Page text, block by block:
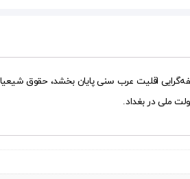
اقلیت عرب سنی پایان بخشد، حقوق شیعیان
ملی در بغداد.